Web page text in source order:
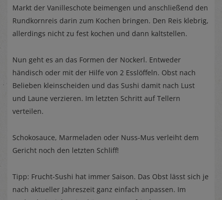
Markt der Vanilleschote beimengen und anschließend den
Rundkornreis darin zum Kochen bringen. Den Reis klebrig,
allerdings nicht zu fest kochen und dann kaltstellen.
Nun geht es an das Formen der Nockerl. Entweder
händisch oder mit der Hilfe von 2 Esslöffeln. Obst nach
Belieben kleinscheiden und das Sushi damit nach Lust
und Laune verzieren. Im letzten Schritt auf Tellern
verteilen.
Schokosauce, Marmeladen oder Nuss-Mus verleiht dem
Gericht noch den letzten Schliff!
Tipp: Frucht-Sushi hat immer Saison. Das Obst lässt sich je
nach aktueller Jahreszeit ganz einfach anpassen. Im